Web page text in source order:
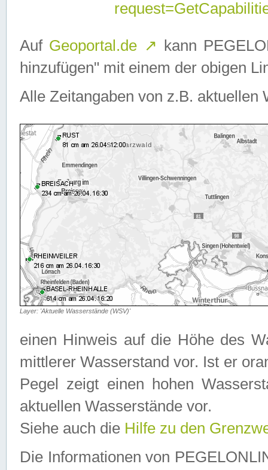
Auf Geoportal.de ↗ kann
hinzufügen" mit einem der obigen
Alle Zeitangaben von z.B. aktuellen
Layer: 'Aktuelle Wasserstände (WSV)'
einen Hinweis auf die Höhe des
mittlerer Wasserstand vor. Ist er
Pegel zeigt einen hohen
aktuellen Wasserstände vor.
Siehe auch die Hilfe zu den
Die Informationen von